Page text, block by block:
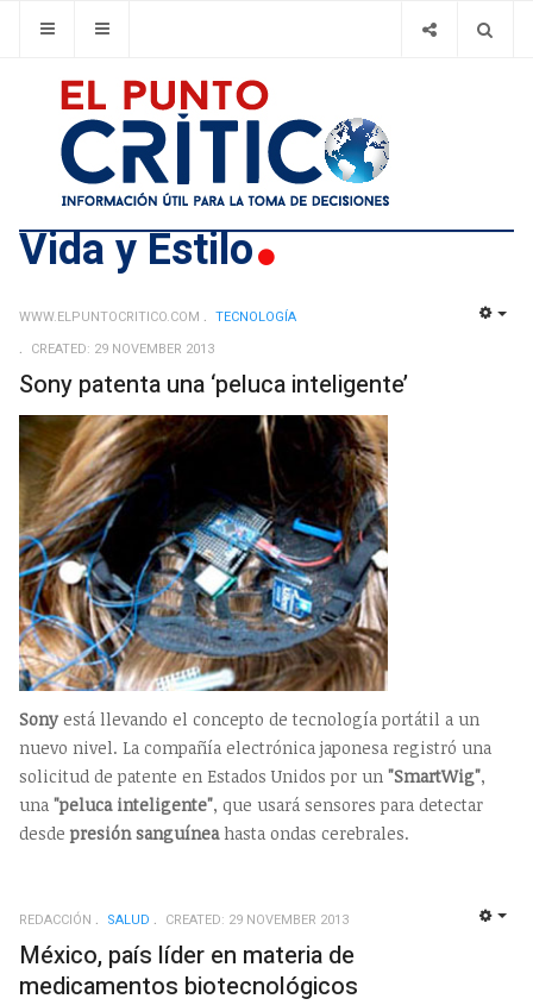
Vida y Estilo
WWW.ELPUNTOCRITICO.COM
TECNOLOGÍ­A
CREATED: 29 NOVEMBER 2013
Sony patenta una ‘peluca inteligente’
Sony está llevando el concepto de tecnología portátil a un
nuevo nivel. La compañía electrónica japonesa registró una
solicitud de patente en Estados Unidos por un "SmartWig",
una "peluca inteligente", que usará sensores para detectar
desdepresión sanguíneahasta ondas cerebrales.
REDACCIÓN SALUD CREATED: 29 NOVEMBER 2013
México, país líder en materia de
medicamentos biotecnológicos